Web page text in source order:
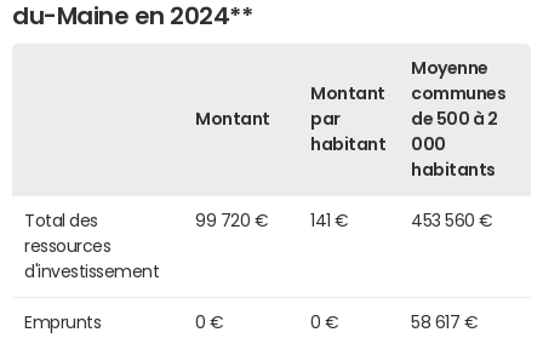
du-Maine en 2024**
Montant
Montant
par
habitant
Moyenne
communes
de 500 à 2
000
habitants
Total des
ressources
d'investissement
99 720 € 141 € 453 560 €
Emprunts
0 € 0 € 58 617 €